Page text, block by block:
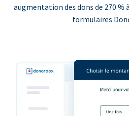
augmentation des dons de 270 %
formulaires